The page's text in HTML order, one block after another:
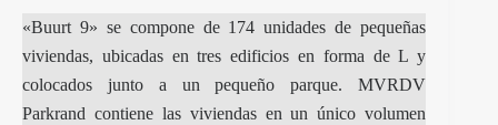
«Buurt 9» se compone de 174 unidades de pequeñas
viviendas, ubicadas en tres edificios en forma de L y
colocados junto a un pequeño parque. MVRDV
Parkrand contiene las viviendas en un único volumen